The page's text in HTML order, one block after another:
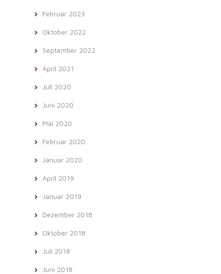
Februar 2023
Oktober 2022
September 2022
April 2021
Juli 2020
Juni 2020
Mai 2020
Februar 2020
Januar 2020
April 2019
Januar 2019
Dezember 2018
Oktober 2018
Juli 2018
Juni 2018